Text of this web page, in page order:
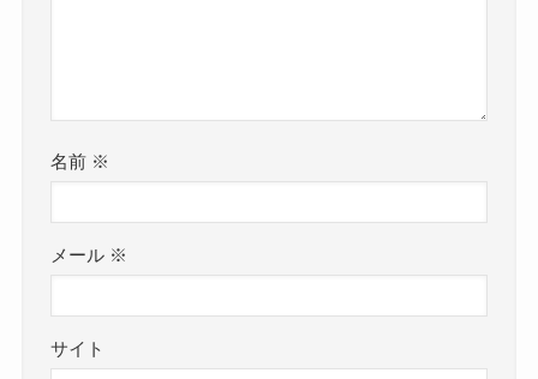
名前 ※
メール ※
サイト